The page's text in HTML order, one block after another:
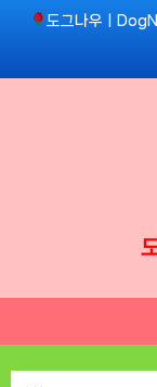
Skip
content
도그나우ㅣ